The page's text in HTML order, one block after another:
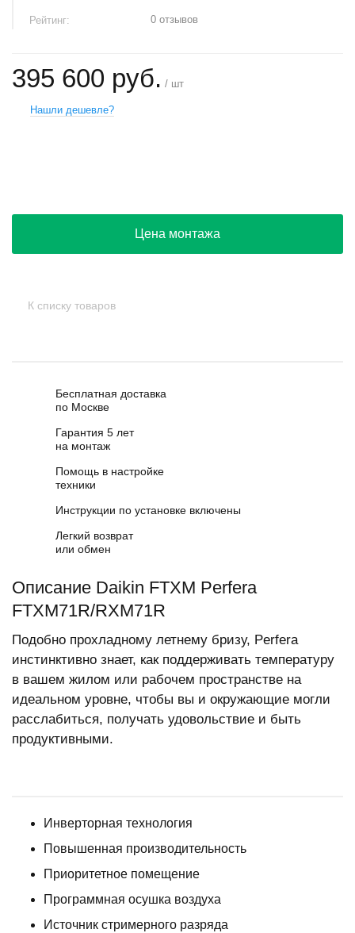
Рейтинг: 0 отзывов
395 600 руб. / шт
Нашли дешевле?
Цена монтажа
К списку товаров
Бесплатная доставка
по Москве
Гарантия 5 лет
на монтаж
Помощь в настройке
техники
Инструкции по установке включены
Легкий возврат
или обмен
Описание Daikin FTXM Perfera
FTXM71R/RXM71R
Подобно прохладному летнему бризу, Perfera
инстинктивно знает, как поддерживать температуру
в вашем жилом или рабочем пространстве на
идеальном уровне, чтобы вы и окружающие могли
расслабиться, получать удовольствие и быть
продуктивными.
Инверторная технология
Повышенная производительность
Приоритетное помещение
Программная осушка воздуха
Источник стримерного разряда